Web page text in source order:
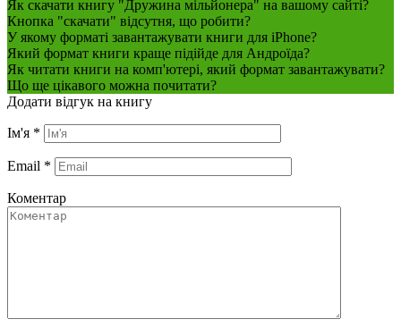
Як скачати книгу "Дружина мільйонера" на вашому сайті?
Кнопка "скачати" відсутня, що робити?
У якому форматі завантажувати книги для iPhone?
Який формат книги краще підійде для Андроїда?
Як читати книги на комп'ютері, який формат завантажувати?
Що ще цікавого можна почитати?
Додати відгук на книгу
Ім'я *
Email *
Коментар